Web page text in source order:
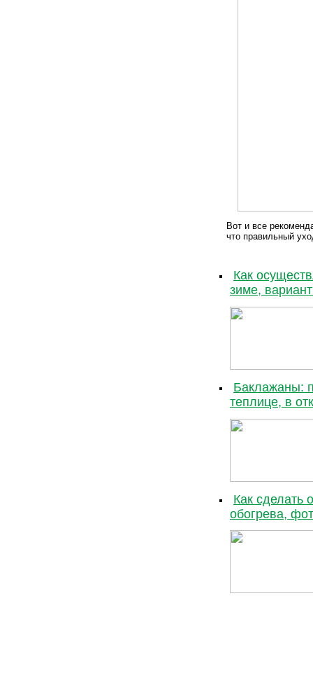
Вот и все
что правильный
Как
зиме,
Баклажаны:
теплице, в
Как сделать
обогрева,